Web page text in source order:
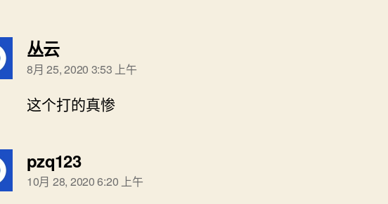
丛云说：
8月 25, 2020 3:53 上午
这个打的真惨
pzq123说：
10月 28, 2020 6:20 上午